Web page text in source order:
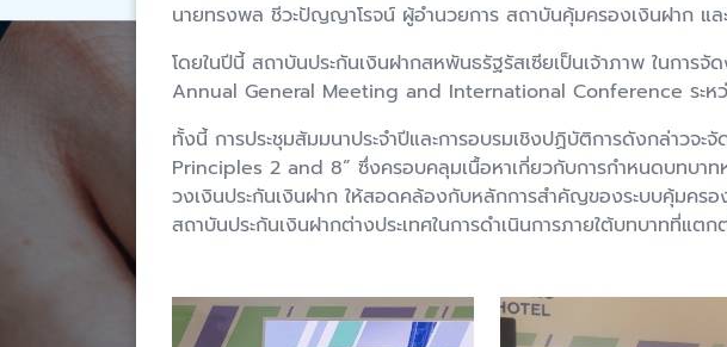
นายทรงพล ชีวะปัญญาโรจน์ ผู้อำนวยการ สถาบันคุ้มครองเงินฝาก แ
โดยในปีนี้ สถาบันประกันเงินฝากสหพันธรัฐรัสเซียเป็นเจ้าภาพ ในก
Annual General Meeting and International Conference ระห
ทั้งนี้ การประชุมสัมมนาประจำปีและการอบรมเชิงปฏิบัติการดังกล่าว
Principles 2 and 8” ซึ่งครอบคลุมเนื้อหาเกี่ยวกับการกำหนดบทบาท
วงเงินประกันเงินฝาก ให้สอดคล้องกับหลักการสำคัญของระบบคุ้มค
สถาบันประกันเงินฝากต่างประเทศในการดำเนินการภายใต้บทบาทที่แต